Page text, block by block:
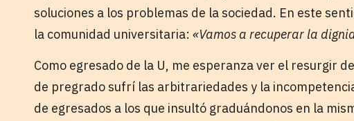
soluciones a los problemas de la sociedad. En este
la comunidad universitaria: «Vamos a recuperar la
Como egresado de la U, me esperanza ver el resurgir
de pregrado sufrí las arbitrariedades y la
de egresados a los que insultó graduándonos en la